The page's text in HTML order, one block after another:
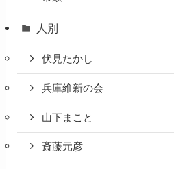
人別
伏見たかし
兵庫維新の会
山下まこと
斎藤元彦